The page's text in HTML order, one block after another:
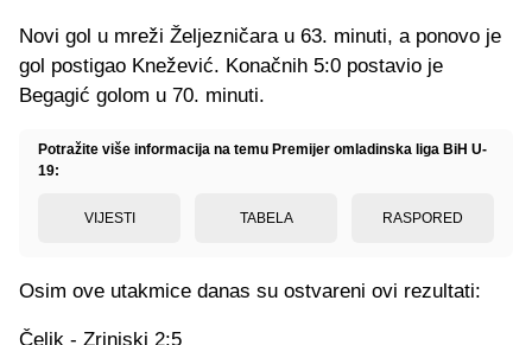
Novi gol u mreži Željezničara u 63. minuti, a ponovo je
gol postigao Knežević. Konačnih 5:0 postavio je
Begagić golom u 70. minuti.
Potražite više informacija na temu Premijer omladinska liga BiH U-
19:
VIJESTI TABELA RASPORED
Osim ove utakmice danas su ostvareni ovi rezultati:
Čelik - Zrinjski 2:5